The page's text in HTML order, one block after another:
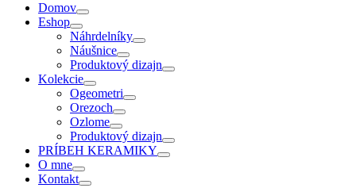
Domov
Eshop
Náhrdelníky
Náušnice
Produktový dizajn
Kolekcie
Ogeometri
Orezoch
Ozlome
Produktový dizajn
PRÍBEH KERAMIKY
O mne
Kontakt